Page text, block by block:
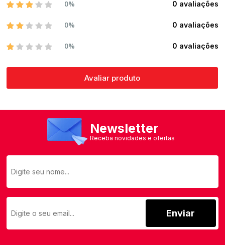
0% 0 avaliações
0% 0 avaliações
0% 0 avaliações
Avaliar produto
Newsletter
Receba novidades e ofertas
Enviar